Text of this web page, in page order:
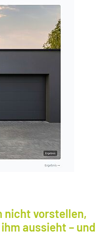
nicht vorstellen,
aussieht – und